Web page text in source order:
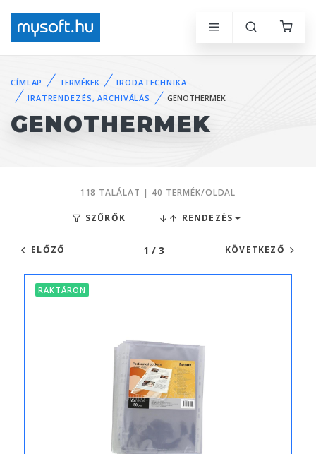
CÍMLAP TERMÉKEK
IRODATECHNIKA
IRATRENDEZÉS, ARCHIVÁLÁS
GENOTHERMEK
GENOTHERMEK
118 TALÁLAT | 40 TERMÉK/OLDAL
SZŰRŐK RENDEZÉS
ELŐZŐ 1 / 3 KÖVETKEZŐ
RAKTÁRON